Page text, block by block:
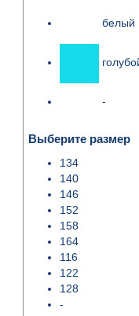
белый
-
Выберите размер
134
140
146
152
158
164
116
122
128
-